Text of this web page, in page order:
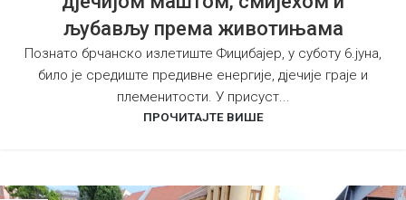
љубављу према животињама
Познато брчанско излетиште Фицибајер, у суботу 6.јуна,
било је средиште предивне енергије, дјечије граје и
племенитости. У присуст...
ПРОЧИТАЈТЕ ВИШЕ